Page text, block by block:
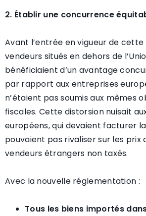
2. Établir une concurrence
Avant l’entrée en vigueur de
vendeurs situés en dehors de
bénéficiaient d’un avantage
par rapport aux entreprises
n’étaient pas soumis aux mêmes
fiscales. Cette distorsion nuisait
européens, qui devaient facturer
pouvaient pas rivaliser sur les prix
vendeurs étrangers non taxés.
Avec la nouvelle réglementation :
Tous les biens importés